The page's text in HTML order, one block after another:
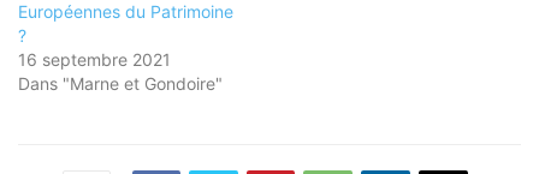
Européennes du Patrimoine
?
16 septembre 2021
Dans "Marne et Gondoire"